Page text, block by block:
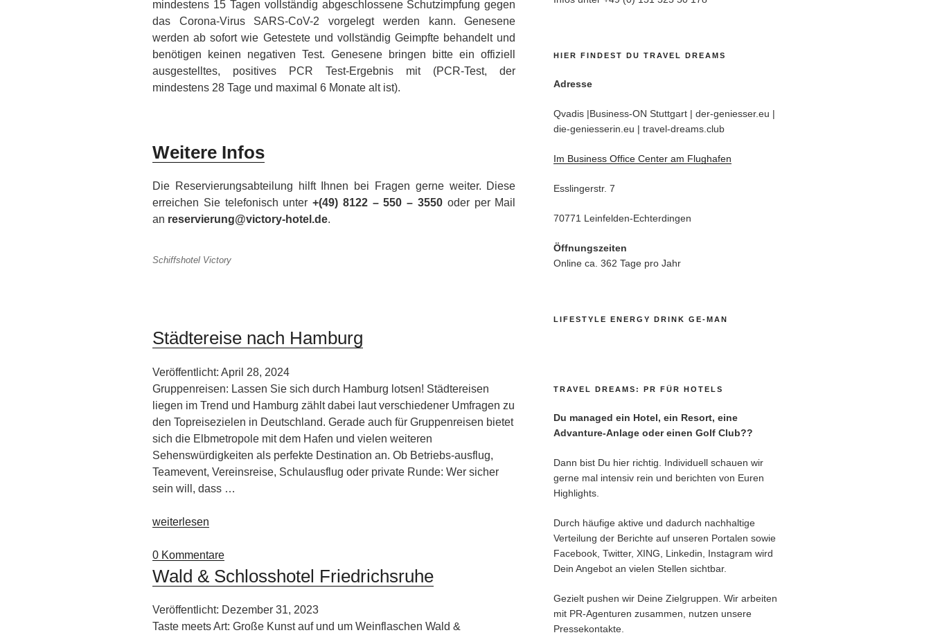
mindestens 15 Tagen vollständig abgeschlossene Schutzimpfung gegen
das Corona-Virus SARS-CoV-2 vorgelegt werden kann. Genesene
werden ab sofort wie Getestete und vollständig Geimpfte behandelt und
benötigen keinen negativen Test. Genesene bringen bitte ein offiziell
ausgestelltes, positives PCR Test-Ergebnis mit (PCR-Test, der
mindestens 28 Tage und maximal 6 Monate alt ist).
Weitere Infos
Die Reservierungsabteilung hilft Ihnen bei Fragen gerne weiter. Diese
erreichen Sie telefonisch unter+(49) 8122 – 550 – 3550 oder per Mail
an reservierung@victory-hotel.de.
Schiffshotel Victory
Städtereise nach Hamburg
Veröffentlicht: April 28, 2024
Gruppenreisen: Lassen Sie sich durch Hamburg lotsen! Städtereisen
liegen im Trend und Hamburg zählt dabei laut verschiedener Umfragen zu
den Topreisezielen in Deutschland. Gerade auch für Gruppenreisen bietet
sich die Elbmetropole mit dem Hafen und vielen weiteren
Sehenswürdigkeiten als perfekte Destination an. Ob Betriebs-ausflug,
Teamevent, Vereinsreise, Schulausflug oder private Runde: Wer sicher
sein will, dass …
„Städtereise
Hamburg“
weiterlesen
0 Kommentare
Wald & Schlosshotel Friedrichsruhe
Veröffentlicht: Dezember 31, 2023
Taste meets Art: Große Kunst auf und um Weinflaschen Wald &
HIER FINDEST DU TRAVEL DREAMS
Adresse
Qvadis |Business-ON Stuttgart | der-geniesser.eu |
die-geniesserin.eu | travel-dreams.club
Im Business Office Center am Flughafen
Esslingerstr. 7
70771 Leinfelden-Echterdingen
Öffnungszeiten
Online ca. 362 Tage pro Jahr
LIFESTYLE ENERGY DRINK GE-MAN
TRAVEL DREAMS: PR FÜR HOTELS
Du managed ein Hotel, ein Resort, eine
Advanture-Anlage oder einen Golf Club??
Dann bist Du hier richtig. Individuell schauen wir
gerne mal intensiv rein und berichten von Euren
Highlights.
Durch häufige aktive und dadurch nachhaltige
Verteilung der Berichte auf unseren Portalen sowie
Facebook, Twitter, XING, Linkedin, Instagram wird
Dein Angebot an vielen Stellen sichtbar.
Gezielt pushen wir Deine Zielgruppen. Wir arbeiten
mit PR-Agenturen zusammen, nutzen unsere
Pressekontakte.